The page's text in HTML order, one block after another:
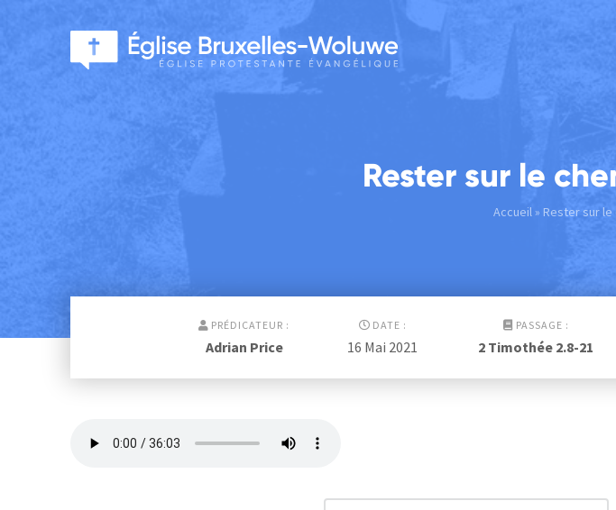
Rester sur le
Accueil» Rester sur le
PRÉDICATEUR :
Adrian Price
DATE :
16 Mai 2021
PASSAGE :
2 Timothée 2.8-21